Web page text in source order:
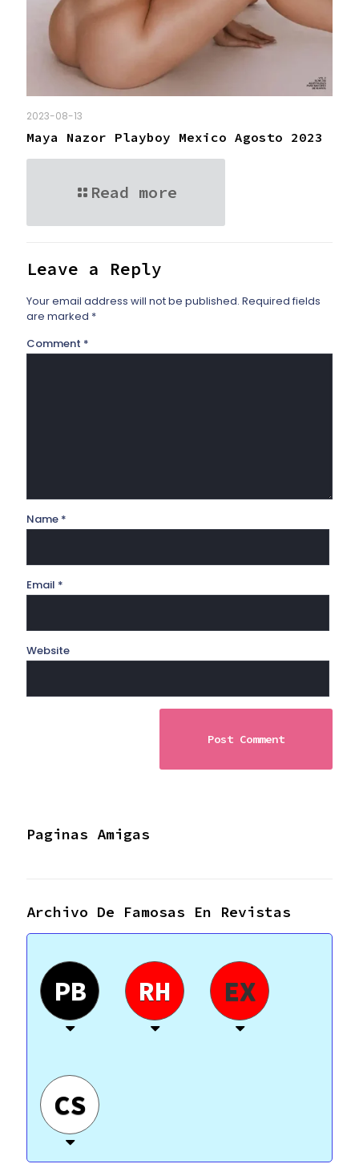
2023-08-13
Maya Nazor Playboy Mexico Agosto 2023
Read more
Leave a Reply
Your email address will not be published. Required fields
are marked *
Comment *
Name *
Email *
Website
Paginas Amigas
Archivo De Famosas En Revistas
PB RH EX
CS